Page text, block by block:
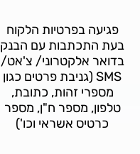
פגיעה בפרטיות הלקוח
בעת התכתבות עם הבנק
בדואר אלקטרוני/ צ'אט/
SMS (גניבת פרטים כגון
מספרי זהות, כתובת,
טלפון, מספר ח"ן, מספר
כרטיס אשראי וכו')